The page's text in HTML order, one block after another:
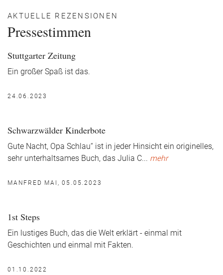
AKTUELLE REZENSIONEN
Pressestimmen
Stuttgarter Zeitung
Ein großer Spaß ist das.
24.06.2023
Schwarzwälder Kinderbote
Gute Nacht, Opa Schlau“ ist in jeder Hinsicht ein originelles,
sehr unterhaltsames Buch, das Julia C... mehr
MANFRED MAI, 05.05.2023
1st Steps
Ein lustiges Buch, das die Welt erklärt - einmal mit
Geschichten und einmal mit Fakten.
01.10.2022